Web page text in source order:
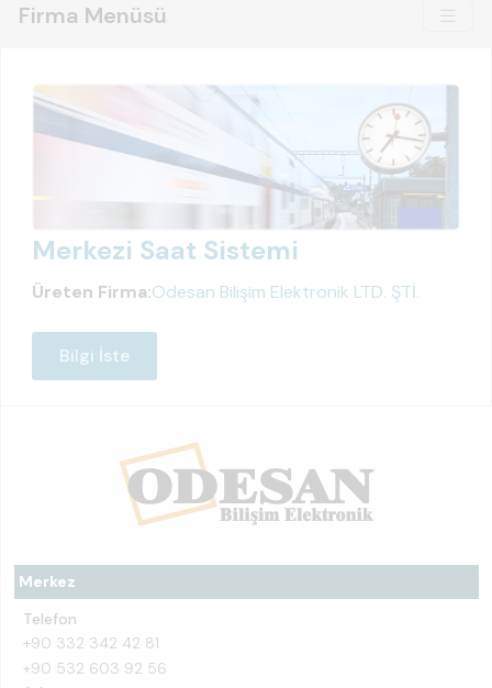
Firma Menüsü
Merkez
Telefon
+90 332 342 42 81
+90 532 603 92 56
Merkezi Saat Sistemi
Üreten Firma:Odesan Bilişim Elektronik LTD. ŞTİ.
Bilgi İste